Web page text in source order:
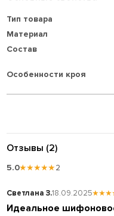
Тип товара
Материал
Состав
Особенности кроя
Отзывы (2)
5.0★★★★★2
Светлана З.18.09.2025
Идеальное